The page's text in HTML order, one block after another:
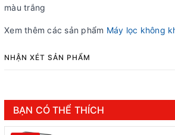
màu trắng
Xem thêm các sản phẩm Máy lọc không
NHẬN XÉT SẢN PHẨM
BẠN CÓ THỂ THÍCH